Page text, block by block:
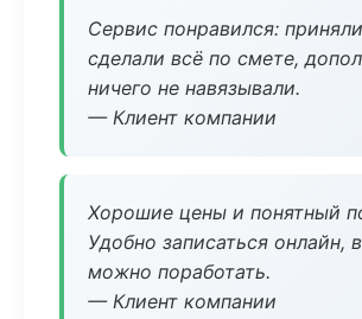
Сервис понравился:
сделали всё по смете,
ничего не навязывали.
— Клиент компании
Хорошие цены и понятный
Удобно записаться онлайн,
можно поработать.
— Клиент компании